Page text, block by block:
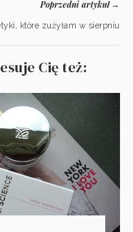
Poprzedni artykuł→
które zużyłam w sierpniu
Cię też: